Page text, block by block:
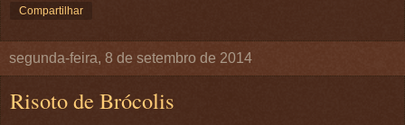
Compartilhar
segunda-feira, 8 de setembro de 2014
Risoto de Brócolis